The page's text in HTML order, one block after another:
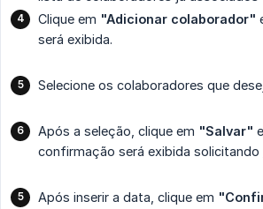
Clique em "Adicionar colaborador"
será exibida.
Selecione os colaboradores que
Após a seleção, clique em "Salvar"
confirmação será exibida solicitando
Após inserir a data, clique em